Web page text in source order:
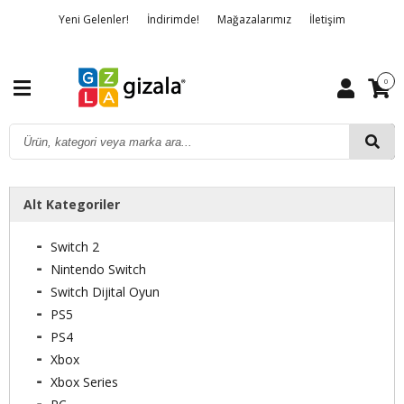
Yeni Gelenler! İndirimde! Mağazalarımız İletişim
0
Alt Kategoriler
Switch 2
Nintendo Switch
Switch Dijital Oyun
PS5
PS4
Xbox
Xbox Series